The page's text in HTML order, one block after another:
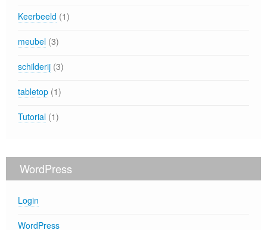
Keerbeeld (1)
meubel (3)
schilderij (3)
tabletop (1)
Tutorial (1)
WordPress
Login
WordPress